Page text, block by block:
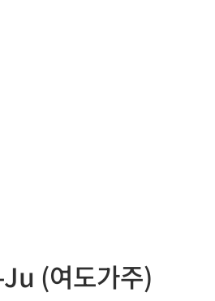
(여도가주)